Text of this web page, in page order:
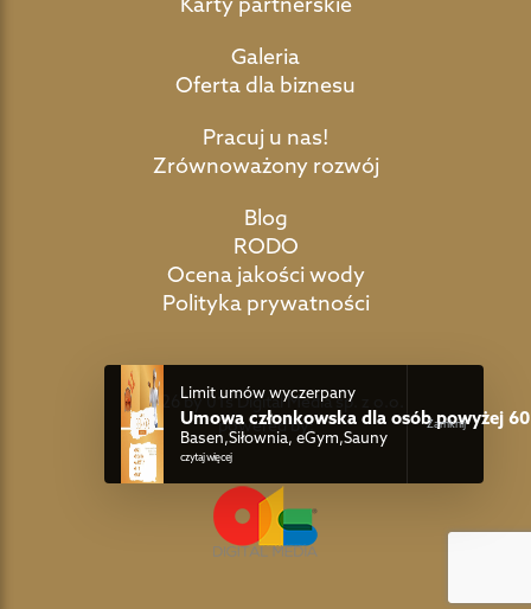
Galeria
Oferta dla biznesu
Pracuj u nas!
Zrównoważony rozwój
Blog
RODO
Ocena jakości wody
Polityka prywatności
©2026 by 01s Digital Media sp. z o.o.
powered by:
Limit umów wyczerpany
Umowa członkowska dla osób powyżej
Basen,Siłownia, eGym,Sauny
czytaj więcej